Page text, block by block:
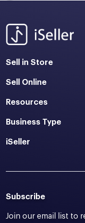
Sell in Store
Sell Online
Resources
Business Type
iSeller
Subscribe
Join our email list to